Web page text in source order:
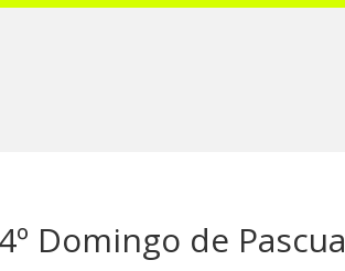
Domingo de Pascua